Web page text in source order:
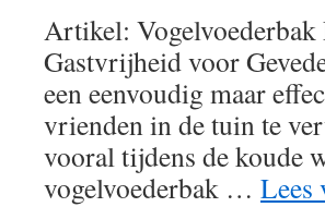
Artikel: Vogelvoederbak
Gastvrijheid voor
een eenvoudig maar
vrienden in de tuin te
vooral tijdens de koude
vogelvoederbak … Lees